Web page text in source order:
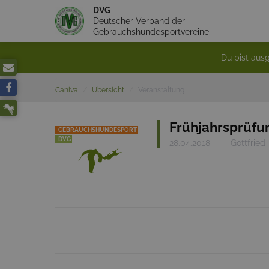
DVG
Deutscher Verband der
Gebrauchshundesportvereine
Du bist
Caniva Übersicht
GEBRAUCHSHUNDESPORT
DVG
28.04.2018